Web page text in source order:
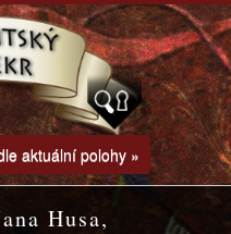
aktuální polohy »
Husa,